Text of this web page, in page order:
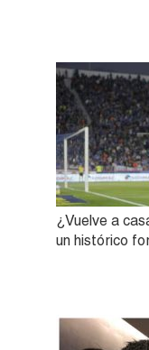
¿Vuelve a
un histórico